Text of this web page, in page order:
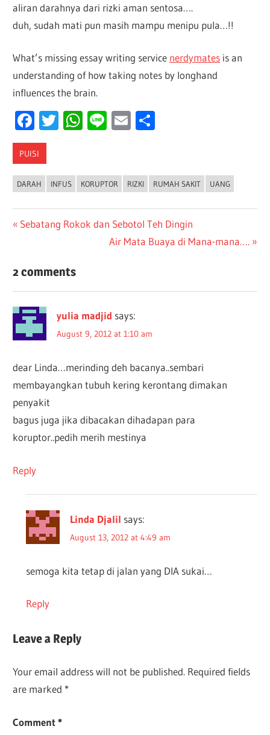
aliran darahnya dari rizki aman sentosa….
duh, sudah mati pun masih mampu menipu pula…!!
What’s missing essay writing service nerdymates is an
understanding of how taking notes by longhand
influences the brain.
Facebook
Twitter
WhatsApp
LineEmail
PUISI
DARAH INFUS KORUPTOR RIZKI RUMAH SAKIT UANG
Post
Previous
Sebatang Rokok dan Sebotol Teh Dingin
Next
Air Mata Buaya di Mana-mana….
2 comments
yulia madjid says:
August 9, 2012 at 1:10 am
dear Linda…merinding deh bacanya..sembari
membayangkan tubuh kering kerontang dimakan
penyakit
bagus juga jika dibacakan dihadapan para
koruptor..pedih merih mestinya
Reply
Linda Djalil says:
August 13, 2012 at 4:49 am
semoga kita tetap di jalan yang DIA sukai…
Reply
Leave a Reply
Your email address will not be published. Required fields
are marked *
Comment*